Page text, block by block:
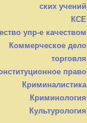
ских учений
КСЕ
упр-е качеством
Коммерческое дело
торговля
право
Криминалистика
Криминология
Культурология